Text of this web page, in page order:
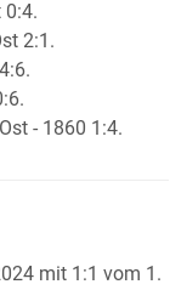
0:4.
2:1.
- 1860 1:4.
mit 1:1 vom 1.